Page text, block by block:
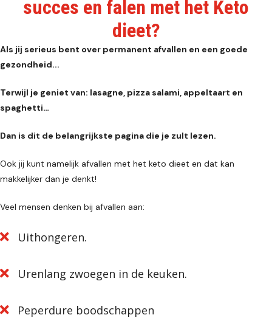
succes en falen met het Keto
dieet?
Als jij serieus bent over permanent afvallen en een goede
gezondheid...
Terwijl je geniet van: lasagne, pizza salami, appeltaart en
spaghetti…
Dan is dit de belangrijkste pagina die je zult lezen.
Ook jij kunt namelijk afvallen met het keto dieet en dat kan
makkelijker dan je denkt!
Veel mensen denken bij afvallen aan:
Uithongeren.
Urenlang zwoegen in de keuken.
Peperdure boodschappen